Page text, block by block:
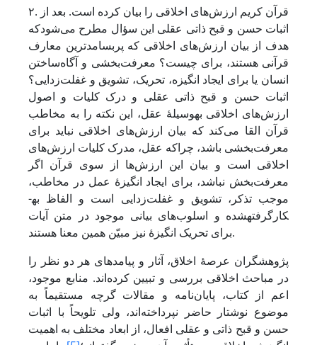
۲. قرآن کریم ارزش‌های اخلاقی را بیان کرده است. بعد از
اثبات حسن و قبح ذاتی عقلی این سؤال مطرح می‌شودکه
هدف از بیان ارزش‌های اخلاقی که پربسامدترین معارف
قرآنی هستند، برای چیست؟ معرفت‌بخشی و آگاه‌ساختن
انسان یا برای ایجاد انگیزه، تحریک، تشویق و غفلت‌زدایی؟
اثبات حسن و قبح ذاتی عقلی و درک کلیات و اصول
ارزش‌های اخلاقی به­وسیلۀ عقل، این نکته را به مخاطب
قرآن القا می‌کند که بیان ارزش‌های اخلاقی نباید برای
معرفت‌بخشی باشد، چراکه عقل، مدرک کلیات ارزش‌های
اخلاقی است و بیان این ارزش‌ها‌ از سوی قرآن اگر
معرفت‌بخش نباشد، برای ایجاد انگیزۀ عمل در مخاطب،
موجب تذکر، تشویق و غفلت‌زدایی است و الفاظ به­
کارگرفته­شده و اسلوب‌های بیانی موجود در متن آیات
برای تحریک انگیزۀ نیز مبیّن همین معنا هستند.
پژوهشگران عرصۀ اخلاق، آثار و پیامدهای هر دو نظر را
در مباحث اخلاقی بررسی و تبیین کرده‌اند. منابع موجود،
اعم از کتاب، پایان‌نامه‌ و مقالات گرچه مستقیماً به
موضوع نوشتار حاضر نپرداخته‌اند، ولی تلویحاً با اثبات
حسن و قبح ذاتی و عقلی افعال، از ابعاد مختلف به اهمیت